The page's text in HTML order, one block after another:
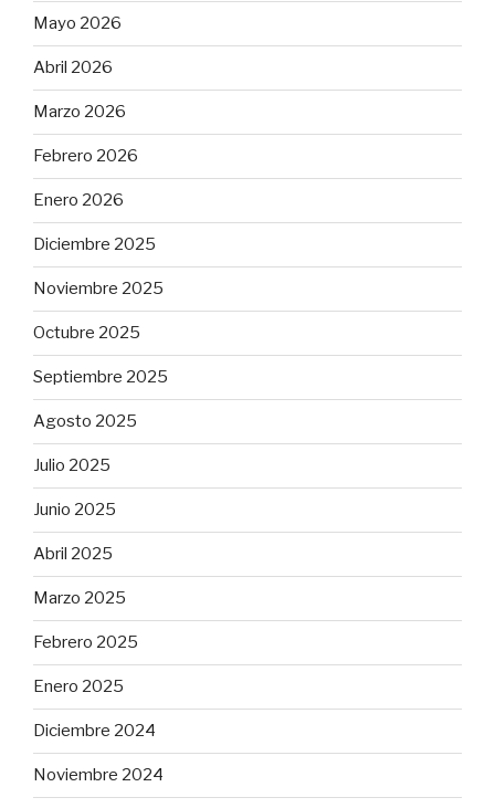
Mayo 2026
Abril 2026
Marzo 2026
Febrero 2026
Enero 2026
Diciembre 2025
Noviembre 2025
Octubre 2025
Septiembre 2025
Agosto 2025
Julio 2025
Junio 2025
Abril 2025
Marzo 2025
Febrero 2025
Enero 2025
Diciembre 2024
Noviembre 2024